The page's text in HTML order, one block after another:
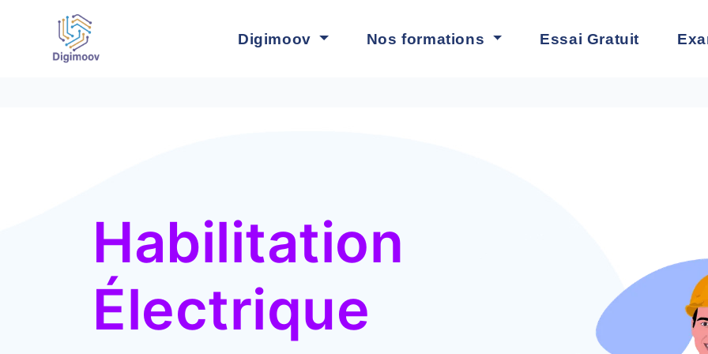
Digimoov Nos formations Essai Gratuit Examen Mon CPF
Habilitation
Électrique